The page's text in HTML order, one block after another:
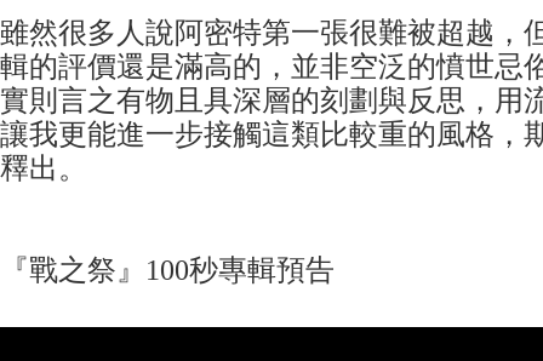
雖然很多人說阿密特第一張很難被超越，
輯的評價還是滿高的，並非空泛的憤世忌
實則言之有物且具深層的刻劃與反思，用
讓我更能進一步接觸這類比較重的風格，
釋出。
『戰之祭』100秒專輯預告